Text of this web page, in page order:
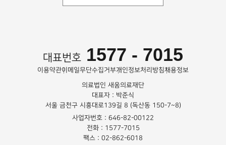
이용약관이메일무단수집거부개인정보처리방침채용정보
의료법인 새움의료재단
대표자 : 박준식
서울 금천구 시흥대로139길 8 (독산동 150-7~8)
사업자번호 : 646-82-00122
전화 : 1577-7015
팩스 : 02-862-6018
대표번호 1577 - 7015